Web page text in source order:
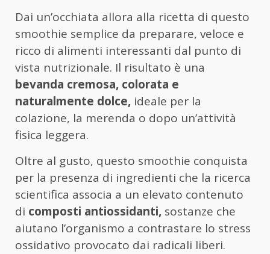
Dai un’occhiata allora alla ricetta di questo
smoothie semplice da preparare, veloce e
ricco di alimenti interessanti dal punto di
vista nutrizionale. Il risultato è una
bevanda cremosa, colorata e
naturalmente dolce, ideale per la
colazione, la merenda o dopo un’attività
fisica leggera.
Oltre al gusto, questo smoothie conquista
per la presenza di ingredienti che la ricerca
scientifica associa a un elevato contenuto
di composti antiossidanti, sostanze che
aiutano l’organismo a contrastare lo stress
ossidativo provocato dai radicali liberi.